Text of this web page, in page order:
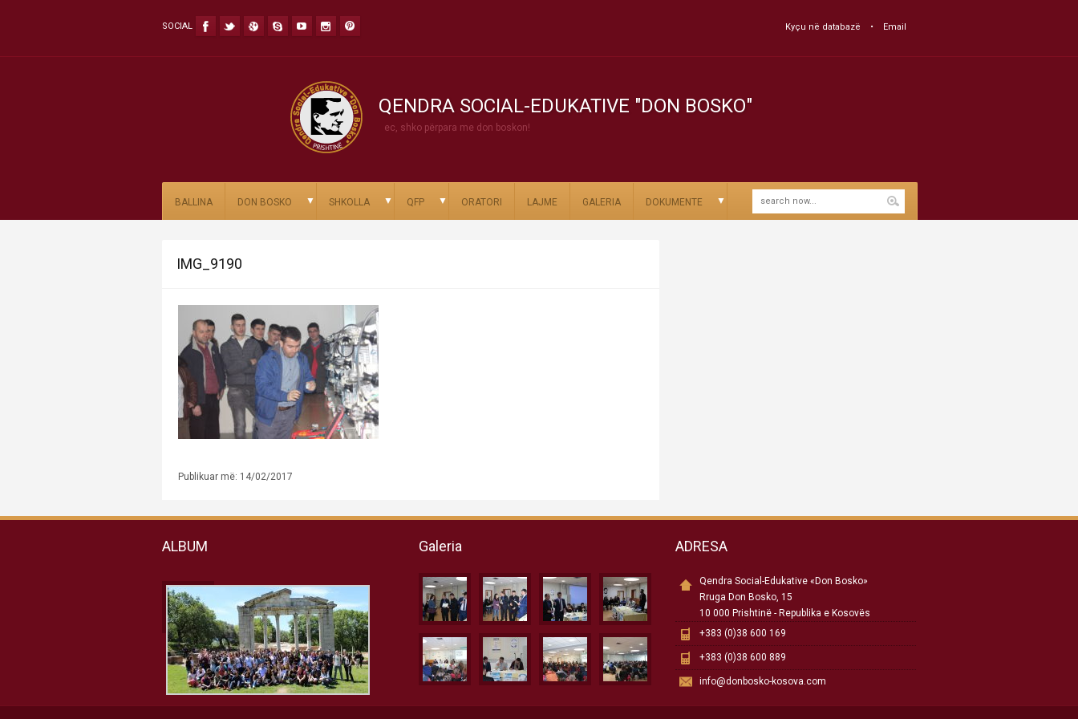
SOCIAL Kyçu në databazë Email
QENDRA SOCIAL-EDUKATIVE "DON BOSKO"
ec, shko përpara me don boskon!
BALLINA DON BOSKO ▼ SHKOLLA ▼ QFP ▼ ORATORI LAJME GALERIA DOKUMENTE ▼
IMG_9190
Publikuar më: 14/02/2017
ALBUM Galeria ADRESA
Qendra Social-Edukative «Don Bosko»
Rruga Don Bosko, 15
10 000 Prishtinë - Republika e Kosovës
+383 (0)38 600 169
+383 (0)38 600 889
info@donbosko-kosova.com